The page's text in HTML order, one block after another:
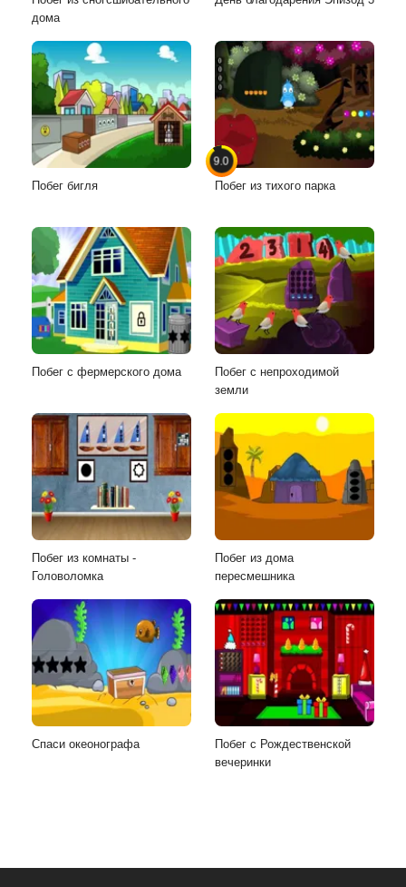
дома
Побег бигля
9.0
Побег из тихого парка
Побег с фермерского дома
Побег с непроходимой
земли
Побег из комнаты -
Головоломка
Побег из дома
пересмешника
Спаси океонографа
Побег с Рождественской
вечеринки